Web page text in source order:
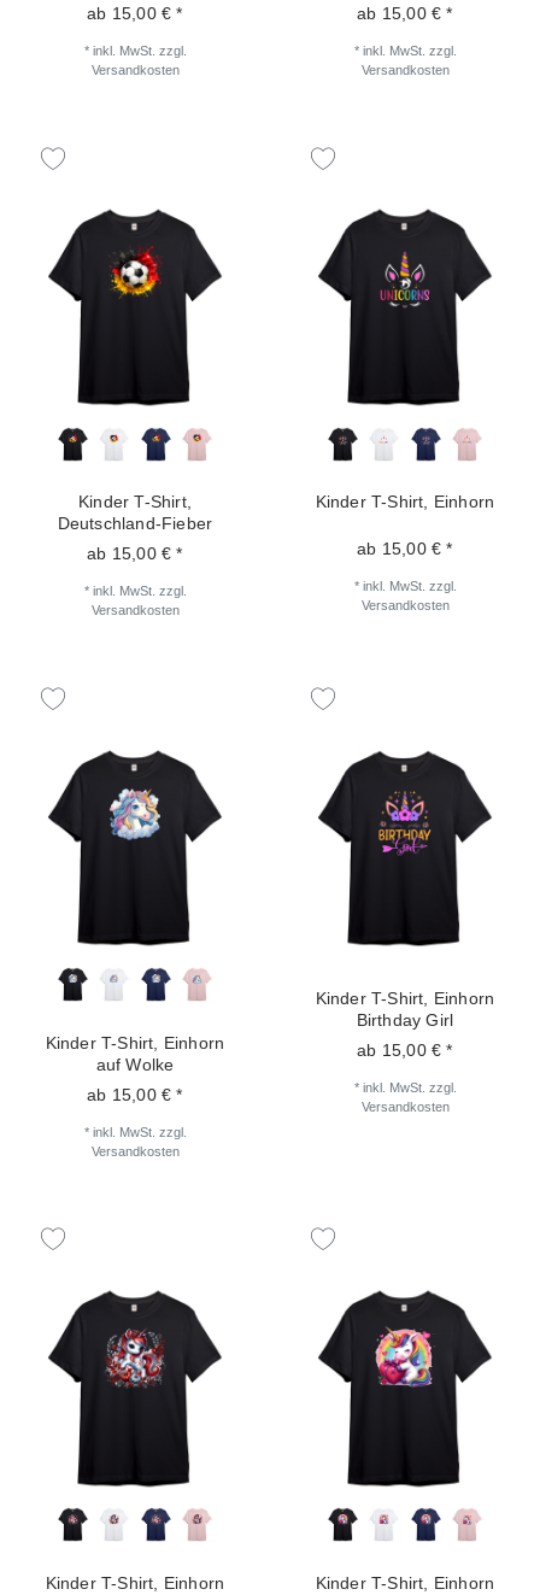
ab 15,00 € *
* inkl. MwSt. zzgl.
Versandkosten
ab 15,00 € *
* inkl. MwSt. zzgl.
Versandkosten
Kinder T-Shirt,
Deutschland-Fieber
ab 15,00 € *
* inkl. MwSt. zzgl.
Versandkosten
Kinder T-Shirt, Einhorn
ab 15,00 € *
* inkl. MwSt. zzgl.
Versandkosten
Kinder T-Shirt, Einhorn
auf Wolke
ab 15,00 € *
* inkl. MwSt. zzgl.
Versandkosten
Kinder T-Shirt, Einhorn
Birthday Girl
ab 15,00 € *
* inkl. MwSt. zzgl.
Versandkosten
Kinder T-Shirt, Einhorn
Kinder T-Shirt, Einhorn